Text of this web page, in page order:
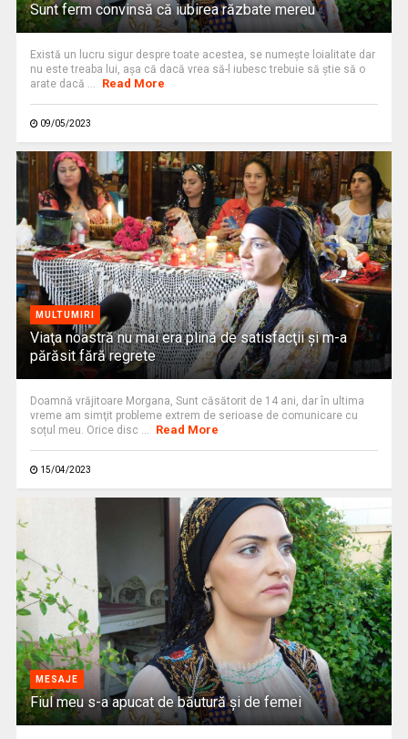
Sunt ferm convinsă că iubirea răzbate mereu
Există un lucru sigur despre toate acestea, se numește loialitate dar
nu este treaba lui, așa că dacă vrea să-l iubesc trebuie să știe să o
arate dacă ...
Read More
09/05/2023
MULTUMIRI
Viaţa noastră nu mai era plină de satisfacţii și m-a
părăsit fără regrete
Doamnă vrăjitoare Morgana, Sunt căsătorit de 14 ani, dar în ultima
vreme am simţit probleme extrem de serioase de comunicare cu
soțul meu. Orice disc ...
Read More
15/04/2023
MESAJE
Fiul meu s-a apucat de băutură şi de femei